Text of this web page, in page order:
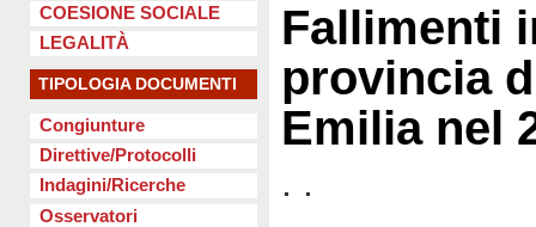
COESIONE SOCIALE
LEGALITÀ
TIPOLOGIA DOCUMENTI
Congiunture
Direttive/Protocolli
Indagini/Ricerche
Osservatori
Fallimenti
provincia
Emilia nel
. .